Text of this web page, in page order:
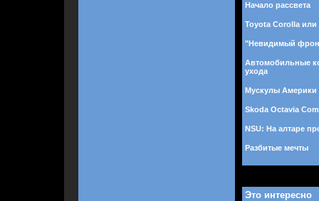
Начало рассвета
Toyota Corolla
"Невидимый
Автомобильные
ухода
Мускулы Америки
Skoda Octavia
NSU: На алтаре
Разбитые мечты
Это интересно